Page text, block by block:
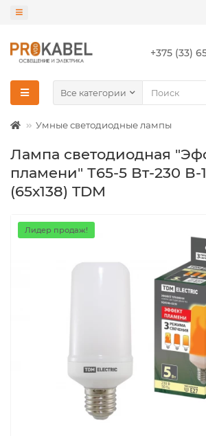
+375 (33)
Все категории
Умные светодиодные лампы
Лампа светодиодная
пламени" Т65-5 Вт-230 В-
(65х138) TDM
Лидер продаж!